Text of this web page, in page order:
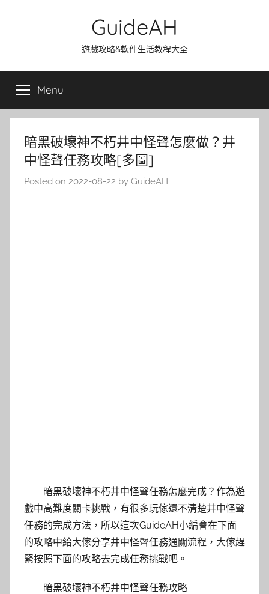
GuideAH
遊戲攻略&軟件生活教程大全
Menu
暗黑破壞神不朽井中怪聲怎麼做？井
中怪聲任務攻略[多圖]
Posted on 2022-08-22 by GuideAH
暗黑破壞神不朽井中怪聲任務怎麼完成？作為遊
戲中高難度關卡挑戰，有很多玩傢還不清楚井中怪聲
任務的完成方法，所以這次GuideAH小編會在下面
的攻略中給大傢分享井中怪聲任務通關流程，大傢趕
緊按照下面的攻略去完成任務挑戰吧。
暗黑破壞神不朽井中怪聲任務攻略